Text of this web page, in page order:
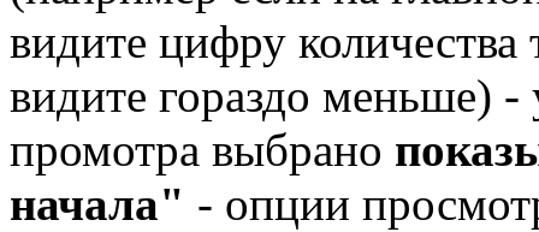
видите цифру количества
видите гораздо меньше) -
промотра выбрано
начала" - опции